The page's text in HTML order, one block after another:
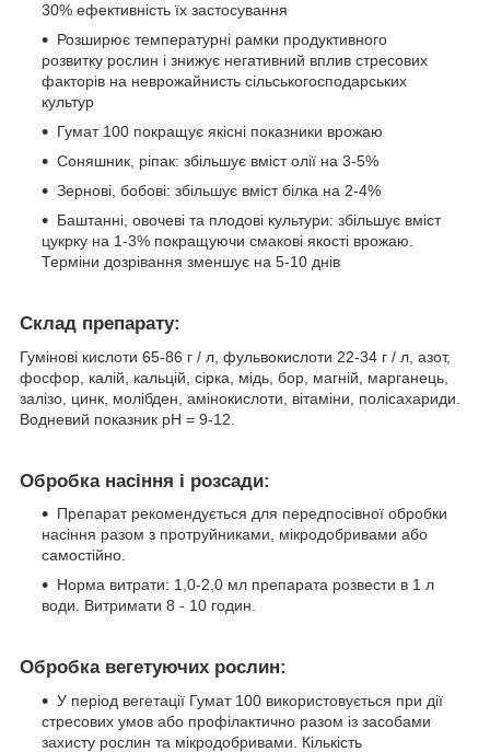
30% ефективність їх застосування
Розширює температурні рамки продуктивного
розвитку рослин і знижує негативний вплив стресових
факторів на неврожайнисть сільськогосподарських
культур
Гумат 100 покращує якісні показники врожаю
Соняшник, ріпак: збільшує вміст олії на 3-5%
Зернові, бобові: збільшує вміст білка на 2-4%
Баштанні, овочеві та плодові культури: збільшує вміст
цукрку на 1-3% покращуючи смакові якості врожаю.
Терміни дозрівання зменшує на 5-10 днів
Склад препарату:
Гумінові кислоти 65-86 г / л, фульвокислоти 22-34 г / л, азот,
фосфор, калій, кальцій, сірка, мідь, бор, магній, марганець,
залізо, цинк, молібден, амінокислоти, вітаміни, полісахариди.
Водневий показник рН = 9-12.
Обробка насіння і розсади:
Препарат рекомендується для передпосівної обробки
насіння разом з протруйниками, мікродобривами або
самостійно.
Норма витрати: 1,0-2,0 мл препарата розвести в 1 л
води. Витримати 8 - 10 годин.
Обробка вегетуючих рослин:
У період вегетації Гумат 100 використовується при дії
стресових умов або профілактично разом із засобами
захисту рослин та мікродобривами. Кількість